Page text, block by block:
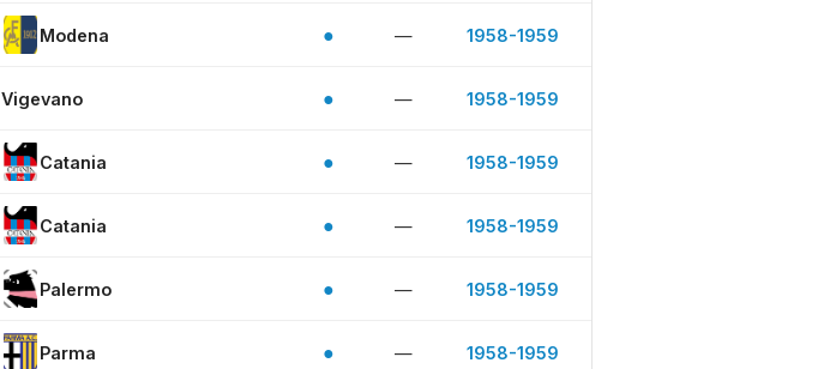
Modena ● — 1958-1959
Vigevano ● — 1958-1959
Catania ● — 1958-1959
Catania ● — 1958-1959
Palermo ● — 1958-1959
Parma ● — 1958-1959